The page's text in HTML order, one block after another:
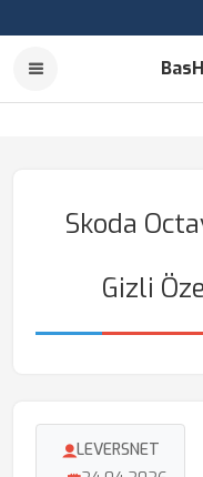
Skoda
Gizli
LEVERSNET